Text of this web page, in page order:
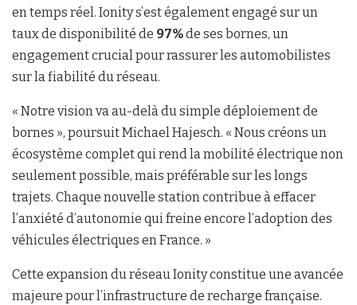
en temps réel. Ionity s’est également engagé sur un
taux de disponibilité de 97%de ses bornes, un
engagement crucial pour rassurer les automobilistes
sur la fiabilité du réseau.
« Notre vision va au-delà du simple déploiement de
bornes », poursuit Michael Hajesch. « Nous créons un
écosystème complet qui rend la mobilité électrique non
seulement possible, mais préférable sur les longs
trajets. Chaque nouvelle station contribue à effacer
l’anxiété d’autonomie qui freine encore l’adoption des
véhicules électriques en France. »
Cette expansion du réseau Ionity constitue une avancée
majeure pour l’infrastructure de recharge française.